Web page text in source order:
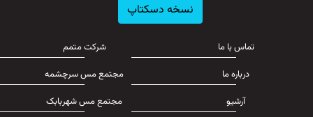
نسخه دسکتاپ
تماس با ما
درباره ما
آرشیو
شرکت متمم
مجتمع مس سرچشمه
مجتمع مس شهربابک